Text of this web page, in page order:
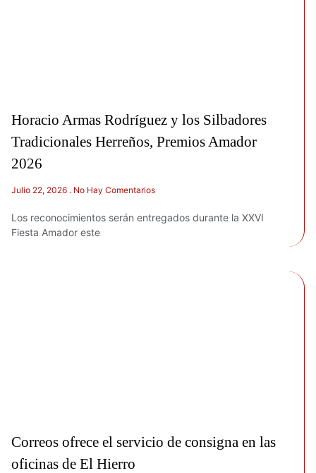
Horacio Armas Rodríguez y los Silbadores
Tradicionales Herreños, Premios Amador
2026
Julio 22, 2026 No Hay Comentarios
Los reconocimientos serán entregados durante la XXVI
Fiesta Amador este
Correos ofrece el servicio de consigna en las
oficinas de El Hierro